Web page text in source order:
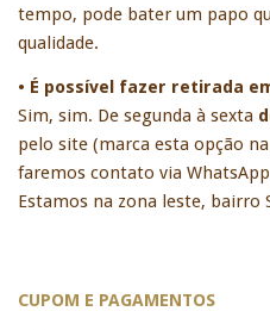
tempo, pode bater um papo
qualidade.
• É possível fazer retirada
Sim, sim. De segunda à sexta
pelo site (marca esta opção
faremos contato via
Estamos na zona leste, bairro
CUPOM E PAGAMENTOS